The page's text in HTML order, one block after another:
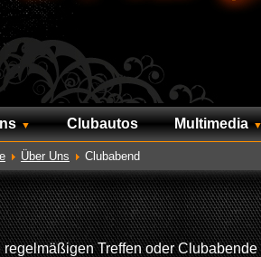
Clubautos Multimedia
Über Uns Clubabend
Treffen oder